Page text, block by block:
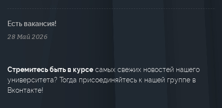
Есть вакансия!
28 Май 2026
Стремитесь быть в курсе самых свежих новостей нашего
университета? Тогда присоединяйтесь к нашей группе в
Вконтакте!